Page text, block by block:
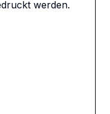
werden.